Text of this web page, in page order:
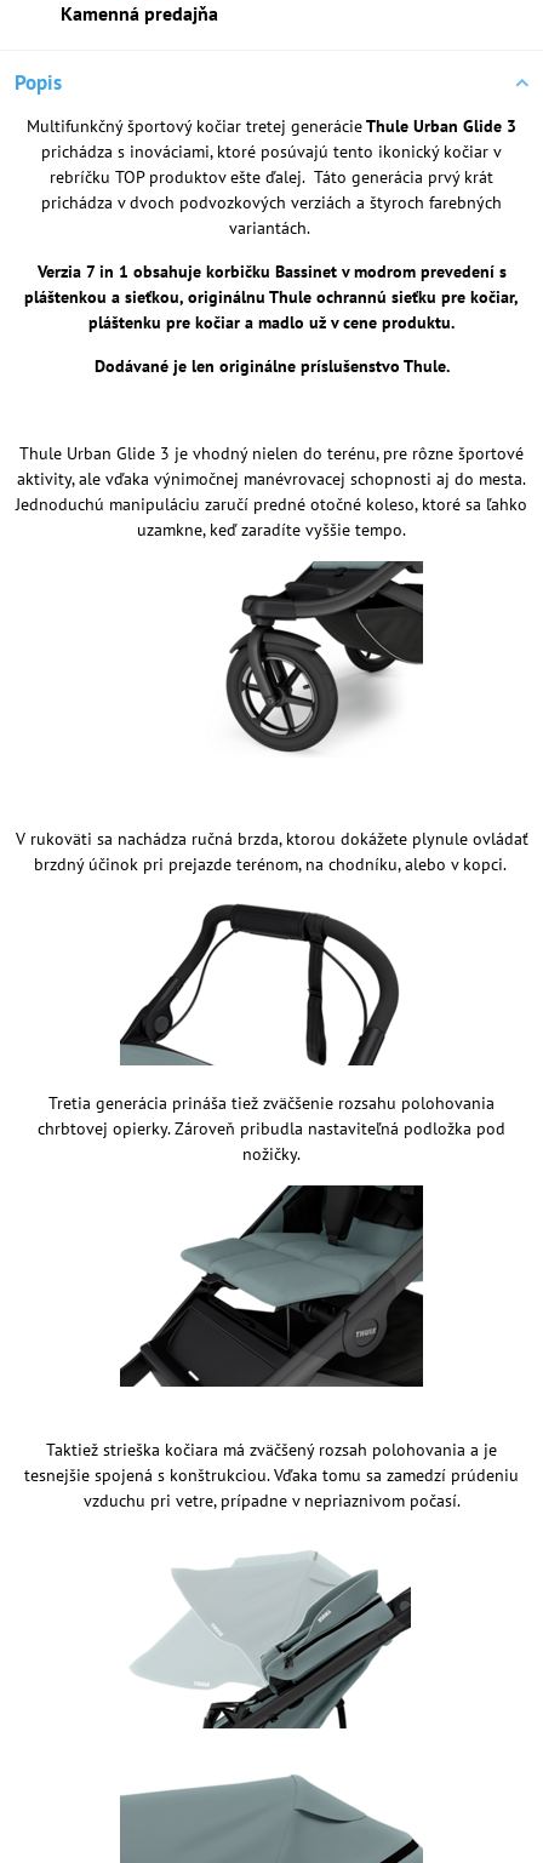
Kamenná predajňa
Popis
Multifunkčný športový kočiar tretej generácieThule Urban Glide 3
prichádza s inováciami, ktoré posúvajú tento ikonický kočiar v
rebríčku TOP produktov ešte ďalej. Táto generácia prvý krát
prichádza v dvoch podvozkových verziách a štyroch farebných
variantách.
Verzia 7 in 1 obsahuje korbičku Bassinet v modrom prevedení s
pláštenkou a sieťkou, originálnu Thule ochrannú sieťku pre kočiar,
pláštenku pre kočiar a madlo už v cene produktu.
Dodávané je len originálne príslušenstvo Thule.
Thule Urban Glide 3 je vhodný nielen do terénu, pre rôzne športové
aktivity, ale vďaka výnimočnej manévrovacej schopnosti aj do mesta.
Jednoduchú manipuláciu zaručí predné otočné koleso, ktoré sa ľahko
uzamkne, keď zaradíte vyššie tempo.
V rukoväti sa nachádza ručná brzda, ktorou dokážete plynule ovládať
brzdný účinok pri prejazde terénom, na chodníku, alebo v kopci.
Tretia generácia prináša tiež zväčšenie rozsahu polohovania
chrbtovej opierky. Zároveň pribudla nastaviteľná podložka pod
nožičky.
Taktiež strieška kočiara má zväčšený rozsah polohovania a je
tesnejšie spojená s konštrukciou. Vďaka tomu sa zamedzí prúdeniu
vzduchu pri vetre, prípadne v nepriaznivom počasí.